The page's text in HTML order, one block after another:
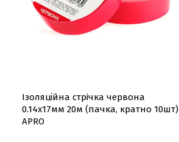
Ізоляційна стрiчка червона
0.14х17мм 20м (пачка, кратно 10шт)
APRO